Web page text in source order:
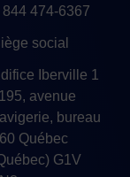
844 474-6367
social
Iberville 1
avenue
bureau
Québec
G1V